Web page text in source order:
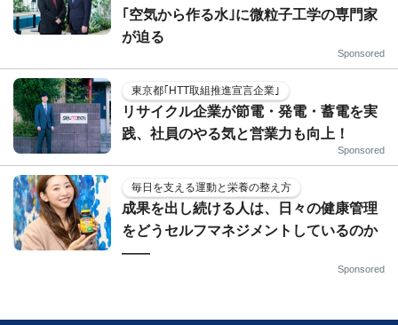
｢空気から作る水｣に微粒子工学の専門家
が迫る
Sponsored
東京都｢HTT取組推進宣言企業｣
リサイクル企業が節電・発電・蓄電を実
践、社員のやる気と営業力も向上！
Sponsored
毎日を支える運動と栄養の整え方
成果を出し続ける人は、日々の健康管理
をどうセルフマネジメントしているのか
——
Sponsored